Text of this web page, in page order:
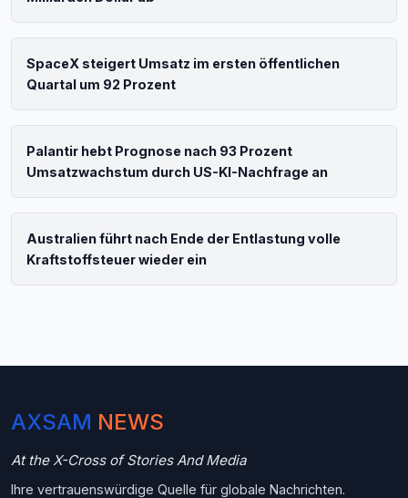
SpaceX steigert Umsatz im ersten öffentlichen
Quartal um 92 Prozent
Palantir hebt Prognose nach 93 Prozent
Umsatzwachstum durch US-KI-Nachfrage an
Australien führt nach Ende der Entlastung volle
Kraftstoffsteuer wieder ein
AXSAM NEWS
At the X-Cross of Stories And Media
Ihre vertrauenswürdige Quelle für globale Nachrichten.